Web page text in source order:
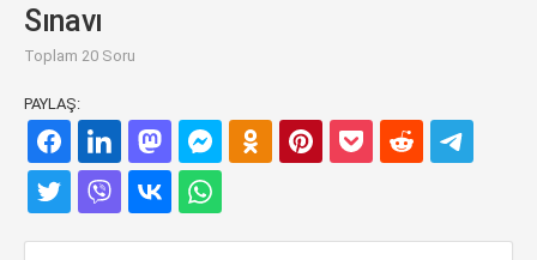
Sınavı
Toplam 20 Soru
PAYLAŞ: